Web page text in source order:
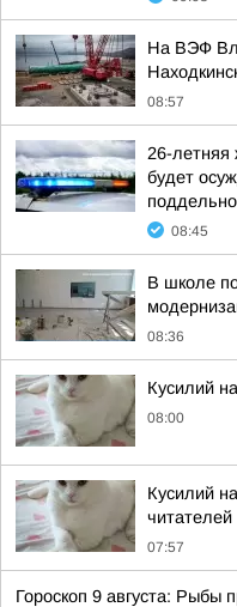
На ВЭФ
08:57
26-летняя
будет
08:45
В школе
08:36
Кусилий
08:00
Кусилий
07:57
Гороскоп 9 августа: Рыбы